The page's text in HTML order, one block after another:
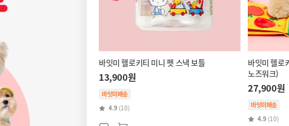
바잇미 헬로키티 미니 펫 스낵 보틀
13,900원
바잇미배송
4.9 (10)
바잇미 헬로
노즈워크)
27,900원
바잇미배송
4.9 (10)